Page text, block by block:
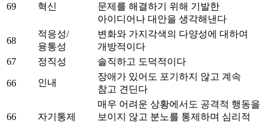
69 혁신
문제를 해결하기 위해 기발한
아이디어나 대안을 생각해낸다
68
적응성/
융통성
변화와 가지각색의 다양성에 대하여
개방적이다
67
정직성 솔직하고 도덕적이다
66 인내
장애가 있어도 포기하지 않고 계속
참고 견딘다
66 자기통제
매우 어려운 상황에서도 공격적 행동을
보이지 않고 분노를 통제하며 심리적